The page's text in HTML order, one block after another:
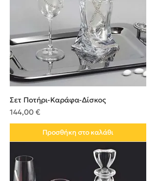
Σετ Ποτήρι-Καράφα-Δίσκος
Τιμή
144,00 €
Προσθήκη στο καλάθι